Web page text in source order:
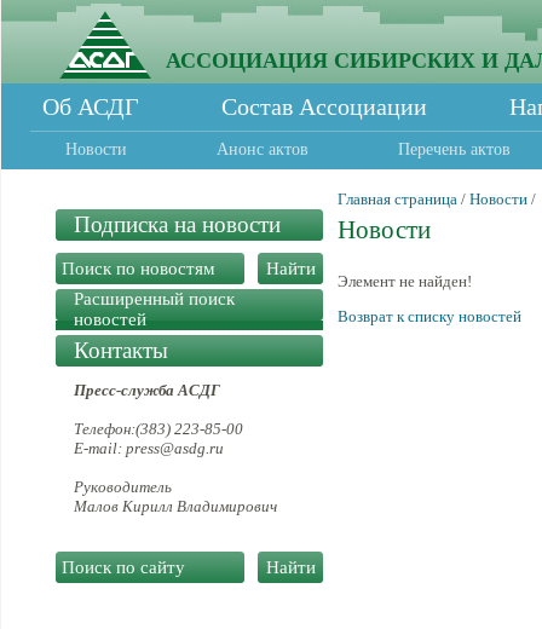
АССОЦИАЦИЯ СИБИРСКИХ И
Об АСДГ Состав Ассоциации
Новости Анонс актов Перечень актов
Подписка на новости
Расширенный поиск
новостей
Контакты
Пресс-служба АСДГ
Телефон:(383) 223-85-00
E-mail: press@asdg.ru
Руководитель
Малов Кирилл Владимирович
Главная страница / Новости /
Новости
Элемент не найден!
Возврат к списку новостей